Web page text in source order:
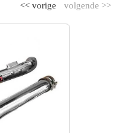
volgende >>
<< vorige